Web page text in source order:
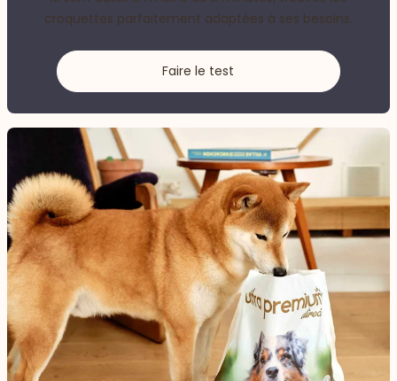
croquettes parfaitement adaptées à ses besoins.
Faire le test